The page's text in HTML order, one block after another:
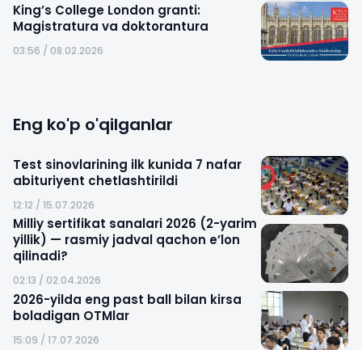
King’s College London granti:
Magistratura va doktorantura
03:56 / 08.02.2026
Eng ko'p o'qilganlar
Test sinovlarining ilk kunida 7 nafar
abituriyent chetlashtirildi
12:12 / 15.07.2026
Milliy sertifikat sanalari 2026 (2-yarim
yillik) — rasmiy jadval qachon e’lon
qilinadi?
02:13 / 02.04.2026
2026-yilda eng past ball bilan kirsa
boladigan OTMlar
15:09 / 17.07.2026